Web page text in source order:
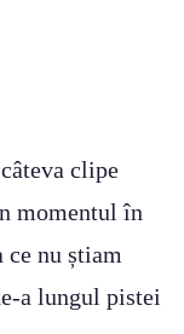
clipe
momentul în
nu știam
a lungul pistei